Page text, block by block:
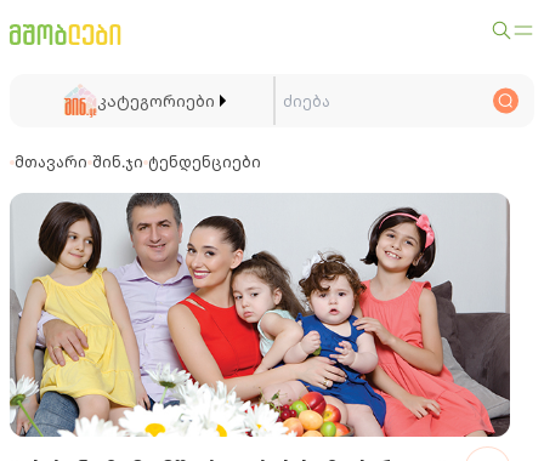
კატეგორიები
მთავარი შინ.ჯი ტენდენციები